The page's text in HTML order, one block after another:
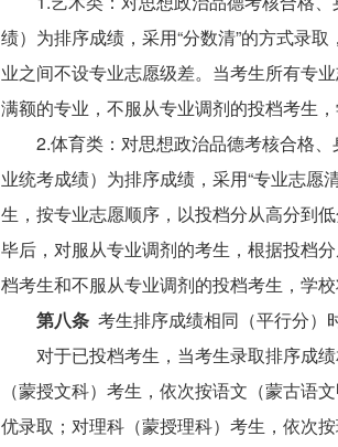
绩）为排序成绩，采用“分数清”的方式录
业之间不设专业志愿级差。当考生所有专
满额的专业，不服从专业调剂的投档考生，
2.体育类：对思想政治品德考核合格
业统考成绩）为排序成绩，采用“专业志愿
生，按专业志愿顺序，以投档分从高分到
毕后，对服从专业调剂的考生，根据投档
档考生和不服从专业调剂的投档考生，学校
第八条 考生排序成绩相同（平行分）
对于已投档考生，当考生录取排序成
（蒙授文科）考生，依次按语文（蒙古语
优录取；对理科（蒙授理科）考生，依次